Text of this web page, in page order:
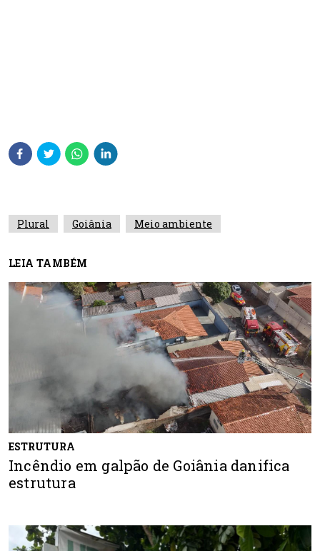
Plural Goiânia Meio ambiente
LEIA TAMBÉM
ESTRUTURA
Incêndio em galpão de Goiânia danifica
estrutura